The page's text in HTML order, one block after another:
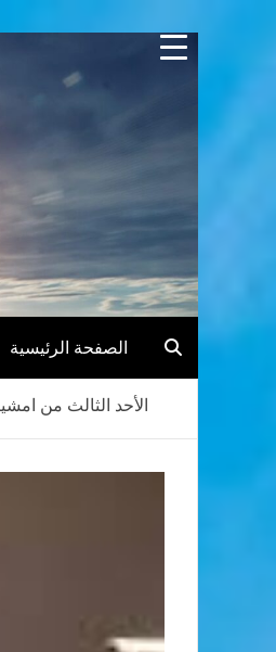
Skip
الصفحة الرئيسية
الأحد الثالث من